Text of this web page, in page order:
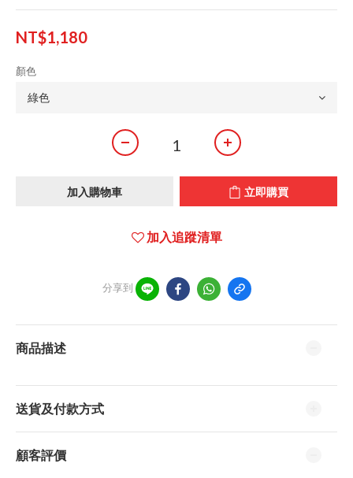
NT$1,180
顏色
加入購物車 立即購買
加入追蹤清單
分享到
商品描述
送貨及付款方式
顧客評價